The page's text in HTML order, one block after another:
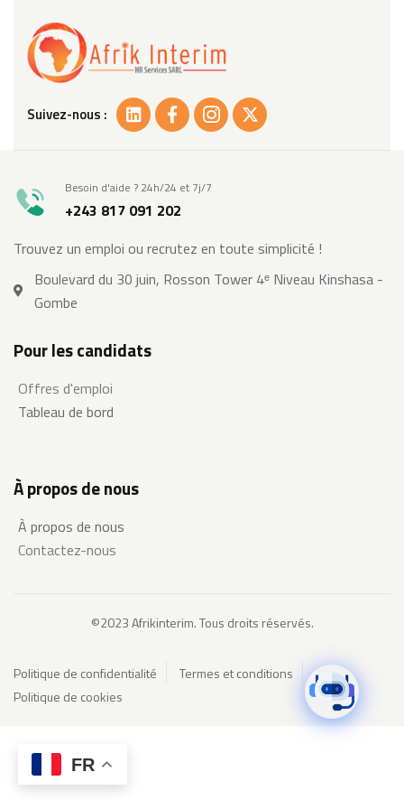
Suivez-nous :
Besoin d'aide ? 24h/24 et 7j/7
+243 817 091 202
Trouvez un emploi ou recrutez en toute simplicité !
Boulevard du 30 juin, Rosson Tower 4ᵉ Niveau Kinshasa -
Gombe
Pour les candidats
Offres d'emploi
Tableau de bord
À propos de nous
À propos de nous
Contactez-nous
©2023 Afrikinterim. Tous droits réservés.
Politique de confidentialité
Termes et conditions
Politique de cookies
FR